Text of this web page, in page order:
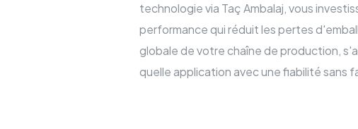
technologie via Taç Ambalaj, vous
performance qui réduit les pertes
globale de votre chaîne de production,
quelle application avec une fiabilité sans